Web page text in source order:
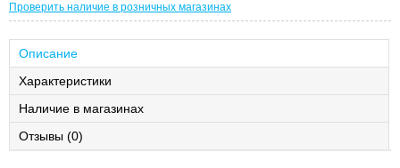
Проверить наличие в розничных магазинах
Описание
Характеристики
Наличие в магазинах
Отзывы (0)